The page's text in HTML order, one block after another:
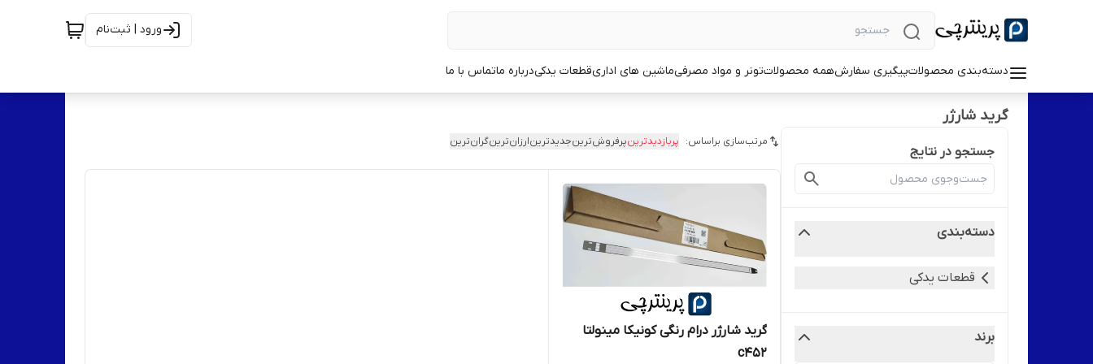
ورود | ثبت‌نام
دسته‌بندی محصولاتپیگیری سفارشهمه محصولاتتونر و مواد مصرفیماشین های اداریقطعات یدکیدرباره ماتماس با ما
گرید شارژر
جستجو در نتایج
دسته‌بندی
قطعات یدکی
برند
مرتب‌سازی براساس: پربازدیدترینپرفروش‌ترینجدیدترینارزان‌ترینگران‌ترین
گرید شارژر درام رنگی کونیکا مینولتا
c452